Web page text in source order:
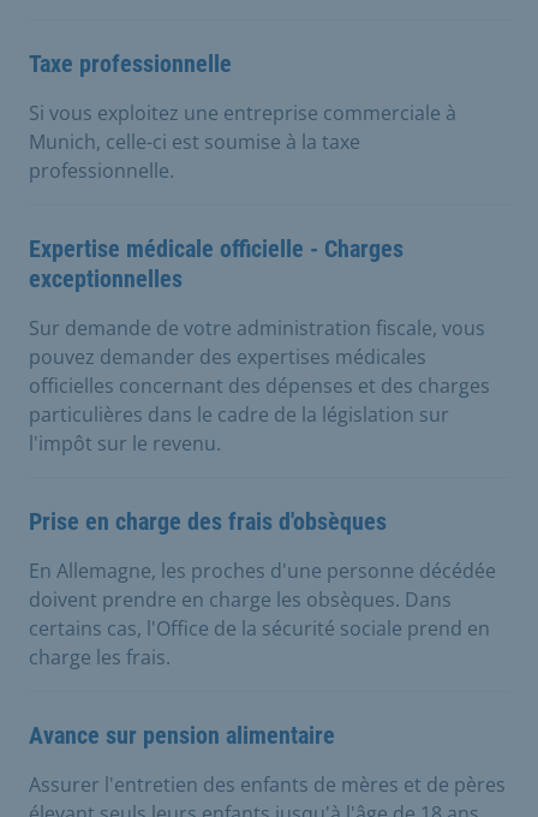
Taxe professionnelle
Si vous exploitez une entreprise commerciale à
Munich, celle-ci est soumise à la taxe
professionnelle.
Expertise médicale officielle - Charges
exceptionnelles
Sur demande de votre administration fiscale, vous
pouvez demander des expertises médicales
officielles concernant des dépenses et des charges
particulières dans le cadre de la législation sur
l'impôt sur le revenu.
Prise en charge des frais d'obsèques
En Allemagne, les proches d'une personne décédée
doivent prendre en charge les obsèques. Dans
certains cas, l'Office de la sécurité sociale prend en
charge les frais.
Avance sur pension alimentaire
Assurer l'entretien des enfants de mères et de pères